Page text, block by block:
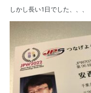
しかし長い1日でした、、、